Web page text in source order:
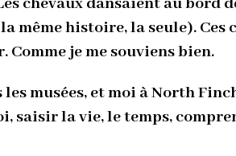
histoire, la seule). Ces
je me souviens bien.
musées, et moi à North
saisir la vie, le temps,